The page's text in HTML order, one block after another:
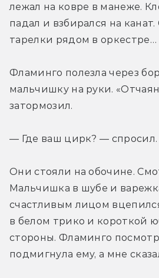
лежал на ковре в манеже.
падал и взбирался на
тарелки рядом в оркестре…
Фламинго полезла через
мальчишку на руки.
затормозил.
— Где ваш цирк? — спросил.
Они стояли на обочине.
Мальчишка в шубе и
счастливым лицом
в белом трико и короткой
стороны. Фламинго
подмигнула ему, а мне